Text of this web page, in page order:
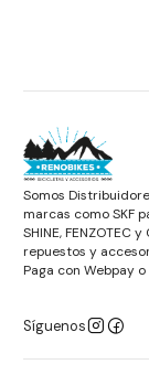
Somos
marcas como SKF
SHINE, FENZOTEC
repuestos y
Paga con Webpay
Síguenos